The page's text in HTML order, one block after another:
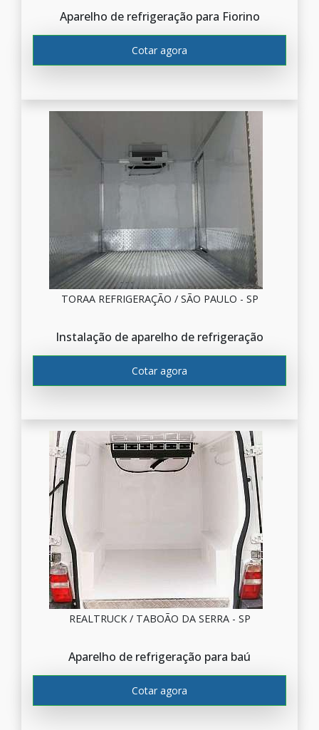
Aparelho de refrigeração para Fiorino
Cotar agora
TORAA REFRIGERAÇÃO / SÃO PAULO - SP
Instalação de aparelho de refrigeração
Cotar agora
REALTRUCK / TABOÃO DA SERRA - SP
Aparelho de refrigeração para baú
Cotar agora